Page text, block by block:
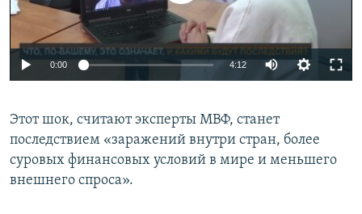
Auto 270p 360p 404p
0:00 4:12 Auto
360p
404p
Этот шок, считают эксперты МВФ, станет
последствием «заражений внутри стран, более
суровых финансовых условий в мире и меньшего
внешнего спроса».